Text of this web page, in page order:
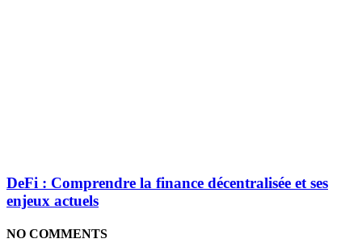
DeFi : Comprendre la finance décentralisée et ses
enjeux actuels
NO COMMENTS